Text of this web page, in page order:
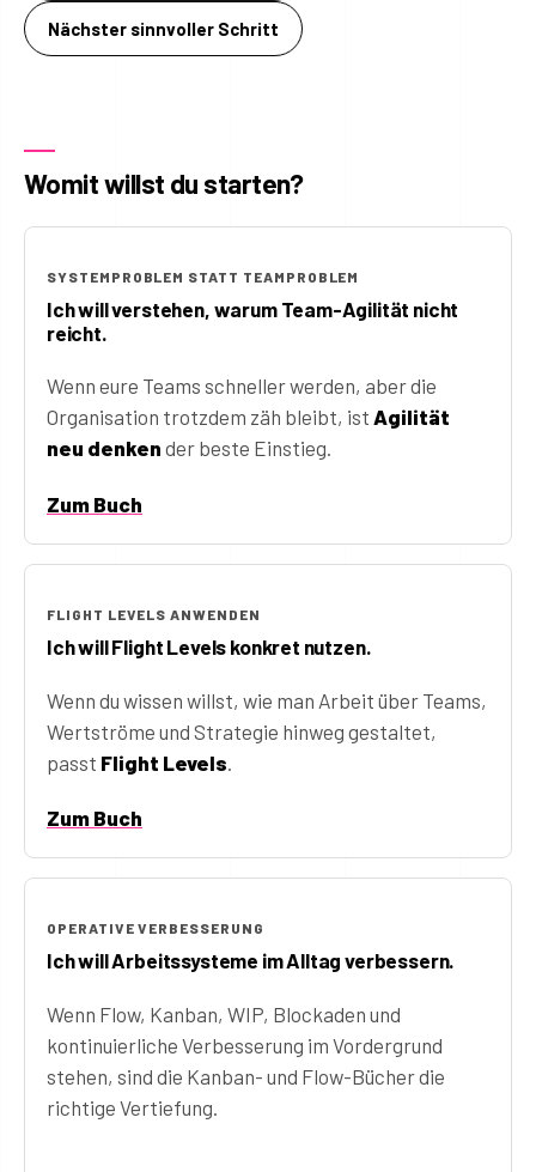
Nächster sinnvoller Schritt
Womit willst du starten?
SYSTEMPROBLEM STATT TEAMPROBLEM
Ich will verstehen, warum Team-Agilität nicht
reicht.
Wenn eure Teams schneller werden, aber die
Organisation trotzdem zäh bleibt, ist Agilität
neu denken der beste Einstieg.
Zum Buch
FLIGHT LEVELS ANWENDEN
Ich will Flight Levels konkret nutzen.
Wenn du wissen willst, wie man Arbeit über Teams,
Wertströme und Strategie hinweg gestaltet,
passt Flight Levels.
Zum Buch
OPERATIVE VERBESSERUNG
Ich will Arbeitssysteme im Alltag verbessern.
Wenn Flow, Kanban, WIP, Blockaden und
kontinuierliche Verbesserung im Vordergrund
stehen, sind die Kanban- und Flow-Bücher die
richtige Vertiefung.